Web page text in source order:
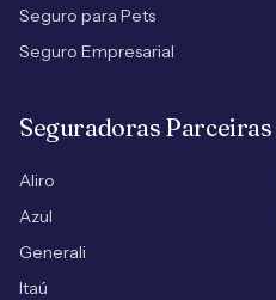
Seguro para Pets
Seguro Empresarial
Seguradoras Parceiras
Aliro
Azul
Generali
Itaú